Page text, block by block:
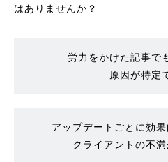
はありませんか？
労力をかけた記事で
原因が特定
アップデートごとに効果
クライアントの不